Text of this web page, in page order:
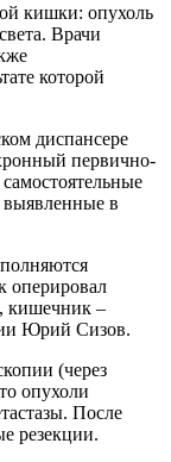
кишки: опухоль
Врачи
которой
диспансере
первично-
выявленные в
оперировал
кишечник –
Юрий Сизов.
(через
опухоли
После
резекции.